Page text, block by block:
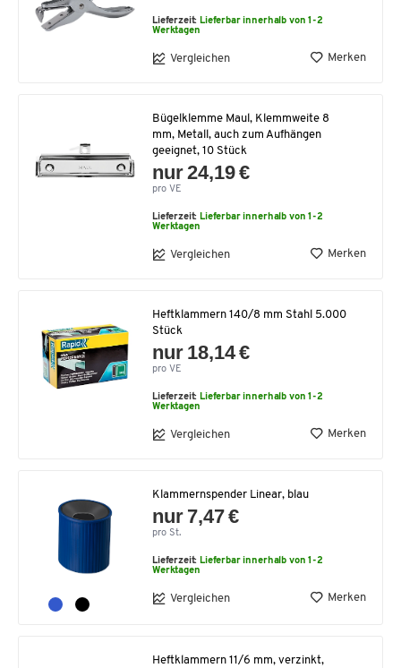
Lieferzeit:Lieferbar innerhalb von 1-2
Werktagen
Vergleichen Merken
Bügelklemme Maul, Klemmweite 8
mm, Metall, auch zum Aufhängen
geeignet, 10 Stück
nur 24,19 €
pro VE
Lieferzeit:Lieferbar innerhalb von 1-2
Werktagen
Vergleichen Merken
Heftklammern 140/8 mm Stahl 5.000
Stück
nur 18,14 €
pro VE
Lieferzeit:Lieferbar innerhalb von 1-2
Werktagen
Vergleichen Merken
Klammernspender Linear, blau
nur 7,47 €
pro St.
Lieferzeit:Lieferbar innerhalb von 1-2
Werktagen
Vergleichen Merken
Heftklammern 11/6 mm, verzinkt,